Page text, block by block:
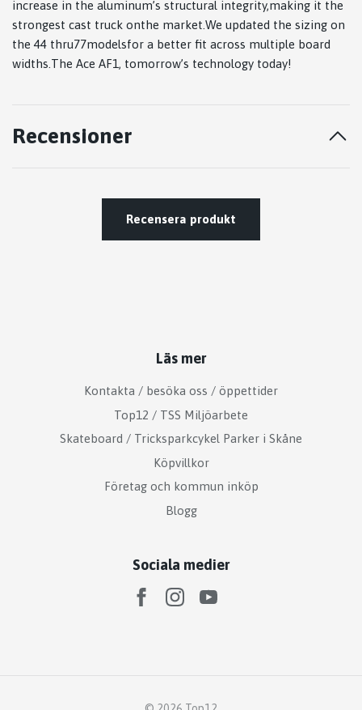
increase in the aluminum’s structural integrity,making it the
strongest cast truck onthe market.We updated the sizing on
the 44 thru77modelsfor a better fit across multiple board
widths.The Ace AF1, tomorrow’s technology today!
Recensioner
Recensera produkt
Läs mer
Kontakta / besöka oss / öppettider
Top12 / TSS Miljöarbete
Skateboard / Tricksparkcykel Parker i Skåne
Köpvillkor
Företag och kommun inköp
Blogg
Sociala medier